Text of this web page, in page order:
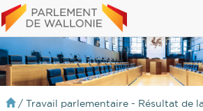
/ Travail parlementaire - Résultat de